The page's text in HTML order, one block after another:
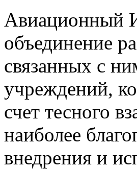
Авиационный
объединение
связанных с
учреждений,
счет тесного
наиболее
внедрения и